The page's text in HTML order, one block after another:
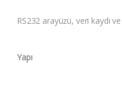
RS232 arayüzü, veri kaydı
Yapı